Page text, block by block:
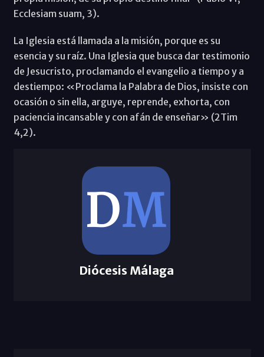
Ecclesiam suam, 3).
La Iglesia está llamada a la misión, porque es su
esencia y su raíz. Una Iglesia que busca dar testimonio
de Jesucristo, proclamando el evangelio a tiempo y a
destiempo: «Proclama la Palabra de Dios, insiste con
ocasión o sin ella, arguye, reprende, exhorta, con
paciencia incansable y con afán de enseñar» (2Tim
4,2).
Diócesis Málaga